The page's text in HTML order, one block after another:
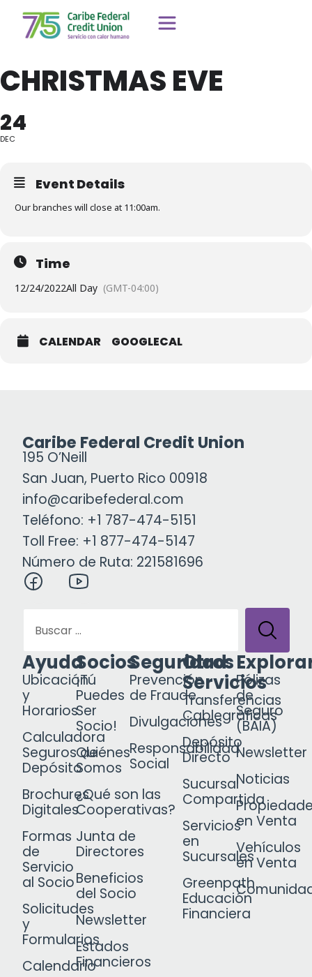
CHRISTMAS EVE
24
DEC
Event Details
Our branches will close at 11:00am.
Time
12/24/2022All Day (GMT-04:00)
CALENDAR GOOGLECAL
Caribe Federal Credit Union
195 O’Neill
San Juan, Puerto Rico 00918
info@caribefederal.com
Teléfono: +1 787-474-5151
Toll Free: +1 877-474-5147
Número de Ruta: 221581696
Ayuda
Ubicación
y
Horarios
Calculadora
Seguros de
Depósito
Brochures
Digitales
Formas
de
Servicio
al Socio
Solicitudes
y
Formularios
Calendario
Socios
¡Tú
Puedes
Ser
Socio!
Quiénes
Somos
¿Qué son las
Cooperativas?
Junta de
Directores
Beneficios
del Socio
Newsletter
Estados
Financieros
Seguridad
Prevención
de Fraude
Divulgaciones
Responsabilidad
Social
Otros
Servicios
Transferencias
Cablegráficas
Depósito
Directo
Sucursal
Compartida
Servicios
en
Sucursales
Greenpath
Educación
Financiera
Pólizas
de
Seguro
(BAIA)
Newsletter
Noticias
en Venta
Vehículos
en Venta